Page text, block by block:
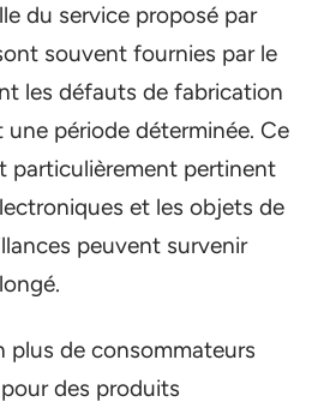
du service proposé par
souvent fournies par le
les défauts de fabrication
période déterminée. Ce
particulièrement pertinent
et les objets de
peuvent survenir
plus de consommateurs
des produits